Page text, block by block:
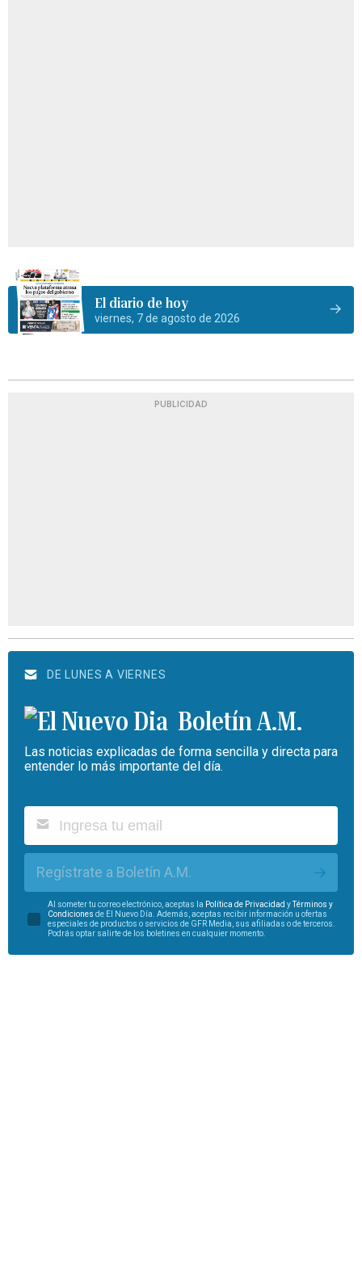
El diario de hoy
viernes, 7 de agosto de 2026
PUBLICIDAD
DE LUNES A VIERNES
Boletín A.M.
Las noticias explicadas de forma sencilla y directa para
entender lo más importante del día.
Regístrate a Boletín A.M.
Al someter tu correo electrónico, aceptas la Política de Privacidad y
Términos y
Condiciones de El Nuevo Día. Además, aceptas recibir información u ofertas
especiales de productos o servicios de GFR Media, sus afiliadas o de terceros.
Podrás optar salirte de los boletines en cualquier momento.